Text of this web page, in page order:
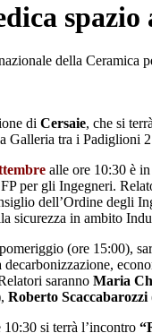
della
di Cersaie, che si
Galleria tra i Padiglioni
alle ore 10:30 è
per gli Ingegneri.
dell’Ordine degli
sicurezza in ambito
(ore 15:00),
decarbonizzazione,
saranno Maria
Roberto Scaccabarozzi
10:30 si terrà l’incontro